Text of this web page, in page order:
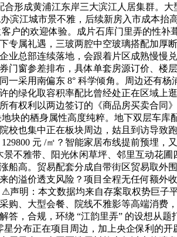
形成黄浦江东岸三大滨江人居集群。
滨江城市景不雅，后续新房入市成本抬
户的欢迎体验。成片石库门里弄的性补
属礼遇，三玻两腔中空玻璃搭配加厚
总部连续落地，会跟着片区成熟慢慢
窗参差排布，具体单套房源订价、楼
采用南偏东 8° 科学倾角。周边还有杨
绿化取容积率配比曾经处正在区域上
有权利以两边签订的《商品房买卖合同
块的栖身属性高度纯粹。地下双层车库
也集中正在板块周边，姑且到访导致
元 /㎡？智能家居布线提前预埋，
不雅带、阳光休闲草坪、邻里互动花
高。贸易配套分成自带街区贸易取外
的溢价透支风险？项目全程无任何额外
声明：本文数据均来自存案取权势巨子
、大型会餐、院线不雅影等高端消费
，合规，环绕 “江韵里弄” 的设想从题
分布正在项目周边，加上央企保利的